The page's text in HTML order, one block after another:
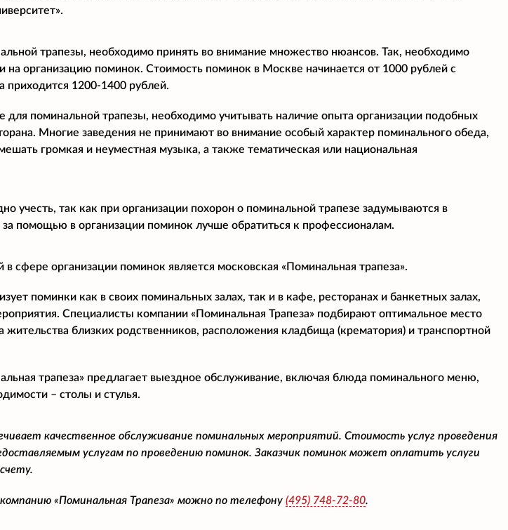
трапезы, необходимо принять во внимание множество нюансов. Так, необходимо
на организацию поминок. Стоимость поминок в Москве начинается от 1000 рублей с
приходится 1200-1400 рублей.
для поминальной трапезы, необходимо учитывать наличие опыта организации подобных
Многие заведения не принимают во внимание особый характер поминального обеда,
громкая и неуместная музыка, а также тематическая или национальная
учесть, так как при организации похорон о поминальной трапезе задумываются в
помощью в организации поминок лучше обратиться к профессионалам.
сфере организации поминок является московская «Поминальная трапеза».
поминки как в своих поминальных залах, так и в кафе, ресторанах и банкетных залах,
Специалисты компании «Поминальная Трапеза» подбирают оптимальное место
близких родственников, расположения кладбища (крематория) и транспортной
трапеза» предлагает выездное обслуживание, включая блюда поминального меню,
– столы и стулья.
качественное обслуживание поминальных мероприятий. Стоимость услуг проведения
услугам по проведению поминок. Заказчик поминок может оплатить услуги
«Поминальная Трапеза» можно по телефону (495) 748-72-80.